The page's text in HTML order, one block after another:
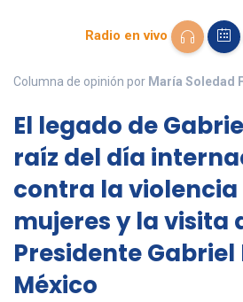
Radio en vivo
Columna de opinión por María Soledad
El legado de
raíz del día
contra la
mujeres y la visita
Presidente Gabriel
México